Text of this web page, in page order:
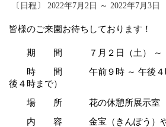
〔日程〕 2022年7月2日 ～ 2022年7月3日
皆様のご来園お待ちしております！
期 間 ７月２日（土） ～ ３
時 間 午前９時 ～ 午後４時
後４時まで）
場 所 花の休憩所展示室
内 容 金宝（きんぽう）や肥